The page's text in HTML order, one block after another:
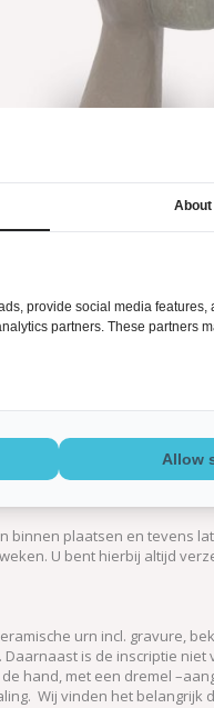
liefde klein -
formaat, is
inhoud van 1.50 L.
aan uw
binnen plaatsen en tevens
U bent hierbij altijd
urn incl. gravure,
is de inscriptie
hand, met een dremel
Wij vinden het belangrijk
provide social media
partners. These partners
Allow